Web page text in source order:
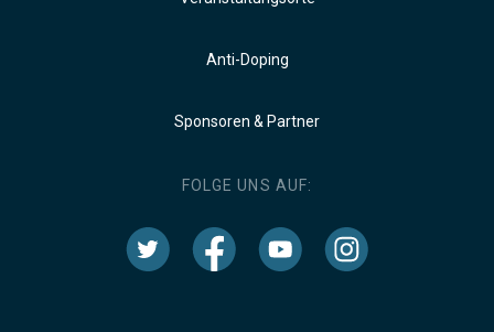
Anti-Doping
Sponsoren & Partner
FOLGE UNS AUF: